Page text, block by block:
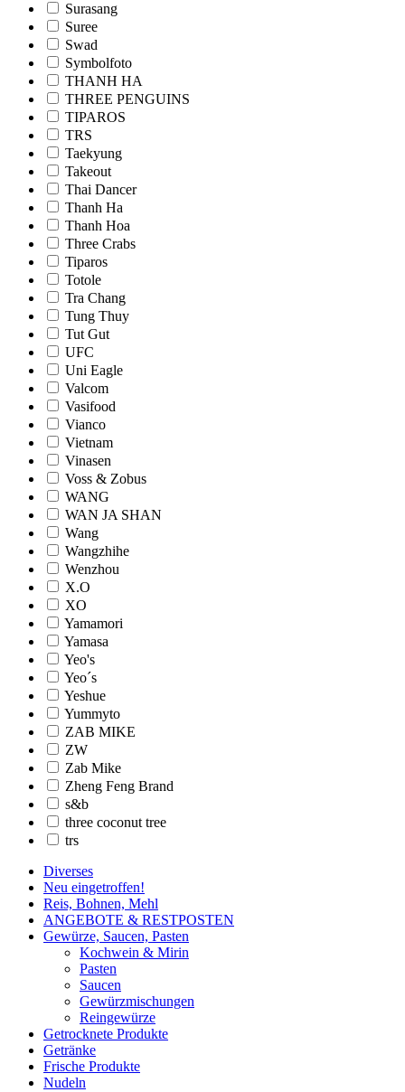
Surasang
Suree
Swad
Symbolfoto
THANH HA
THREE PENGUINS
TIPAROS
TRS
Taekyung
Takeout
Thai Dancer
Thanh Ha
Thanh Hoa
Three Crabs
Tiparos
Totole
Tra Chang
Tung Thuy
Tut Gut
UFC
Uni Eagle
Valcom
Vasifood
Vianco
Vietnam
Vinasen
Voss & Zobus
WANG
WAN JA SHAN
Wang
Wangzhihe
Wenzhou
X.O
XO
Yamamori
Yamasa
Yeo's
Yeo´s
Yeshue
Yummyto
ZAB MIKE
ZW
Zab Mike
Zheng Feng Brand
s&b
three coconut tree
trs
Diverses
Neu eingetroffen!
Reis, Bohnen, Mehl
ANGEBOTE & RESTPOSTEN
Gewürze, Saucen, Pasten
Kochwein & Mirin
Pasten
Saucen
Gewürzmischungen
Reingewürze
Getrocknete Produkte
Getränke
Frische Produkte
Nudeln